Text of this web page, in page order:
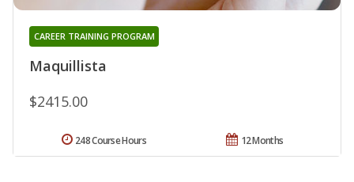
Maquillista
CAREER TRAINING PROGRAM
$2415.00
12 Months
248 Course Hours